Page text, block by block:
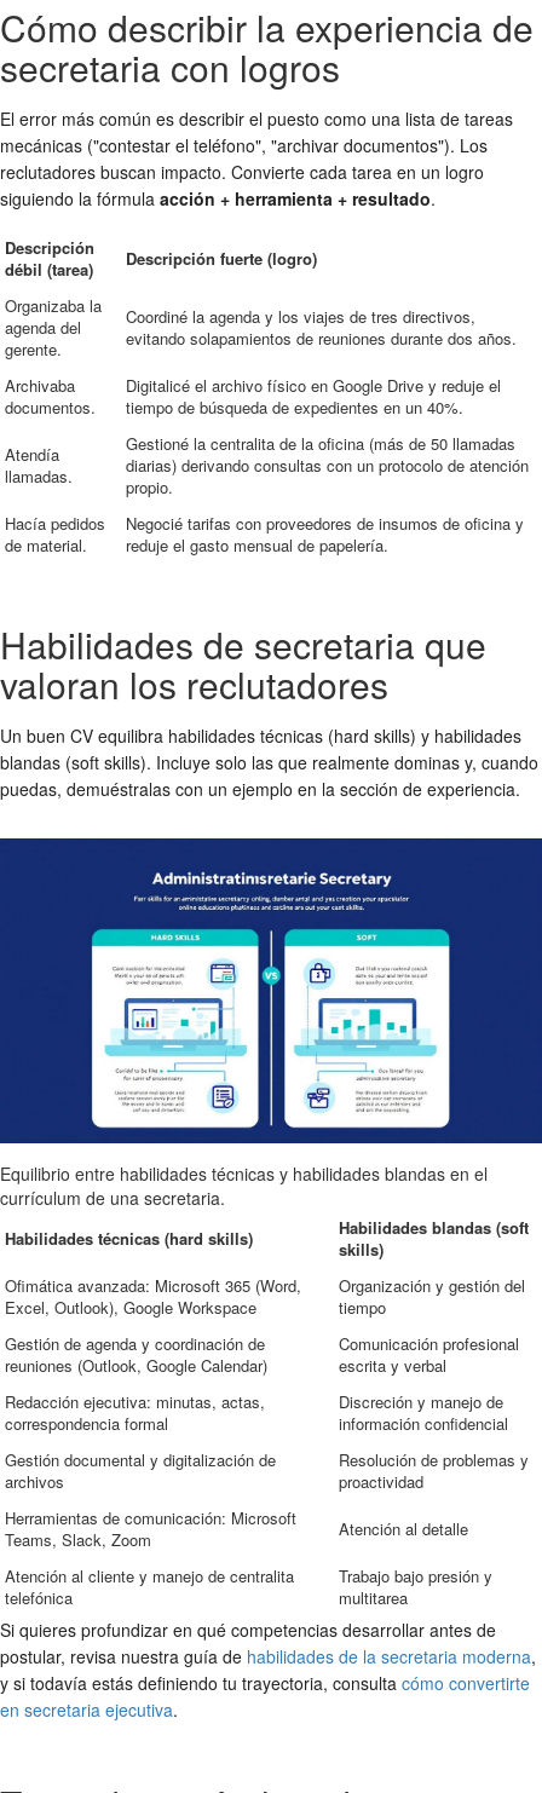
Cómo describir la experiencia de
secretaria con logros
El error más común es describir el puesto como una lista de tareas
mecánicas ("contestar el teléfono", "archivar documentos"). Los
reclutadores buscan impacto. Convierte cada tarea en un logro
siguiendo la fórmula acción + herramienta + resultado.
Descripción
débil (tarea)
Descripción fuerte (logro)
Organizaba la
agenda del
gerente.
Coordiné la agenda y los viajes de tres directivos,
evitando solapamientos de reuniones durante dos años.
Archivaba
documentos.
Digitalicé el archivo físico en Google Drive y reduje el
tiempo de búsqueda de expedientes en un 40%.
Atendía
llamadas.
Gestioné la centralita de la oficina (más de 50 llamadas
diarias) derivando consultas con un protocolo de atención
propio.
Hacía pedidos
de material.
Negocié tarifas con proveedores de insumos de oficina y
reduje el gasto mensual de papelería.
Habilidades de secretaria que
valoran los reclutadores
Un buen CV equilibra habilidades técnicas (hard skills) y habilidades
blandas (soft skills). Incluye solo las que realmente dominas y, cuando
puedas, demuéstralas con un ejemplo en la sección de experiencia.
Equilibrio entre habilidades técnicas y habilidades blandas en el
currículum de una secretaria.
Habilidades técnicas (hard skills)
Habilidades blandas (soft
skills)
Ofimática avanzada: Microsoft 365 (Word,
Excel, Outlook), Google Workspace
Organización y gestión del
tiempo
Gestión de agenda y coordinación de
reuniones (Outlook, Google Calendar)
Comunicación profesional
escrita y verbal
Redacción ejecutiva: minutas, actas,
correspondencia formal
Discreción y manejo de
información confidencial
Gestión documental y digitalización de
archivos
Resolución de problemas y
proactividad
Herramientas de comunicación: Microsoft
Teams, Slack, Zoom
Atención al detalle
Atención al cliente y manejo de centralita
telefónica
Trabajo bajo presión y
multitarea
Si quieres profundizar en qué competencias desarrollar antes de
postular, revisa nuestra guía de habilidades de la secretaria moderna,
y si todavía estás definiendo tu trayectoria, consulta cómo convertirte
en secretaria ejecutiva.